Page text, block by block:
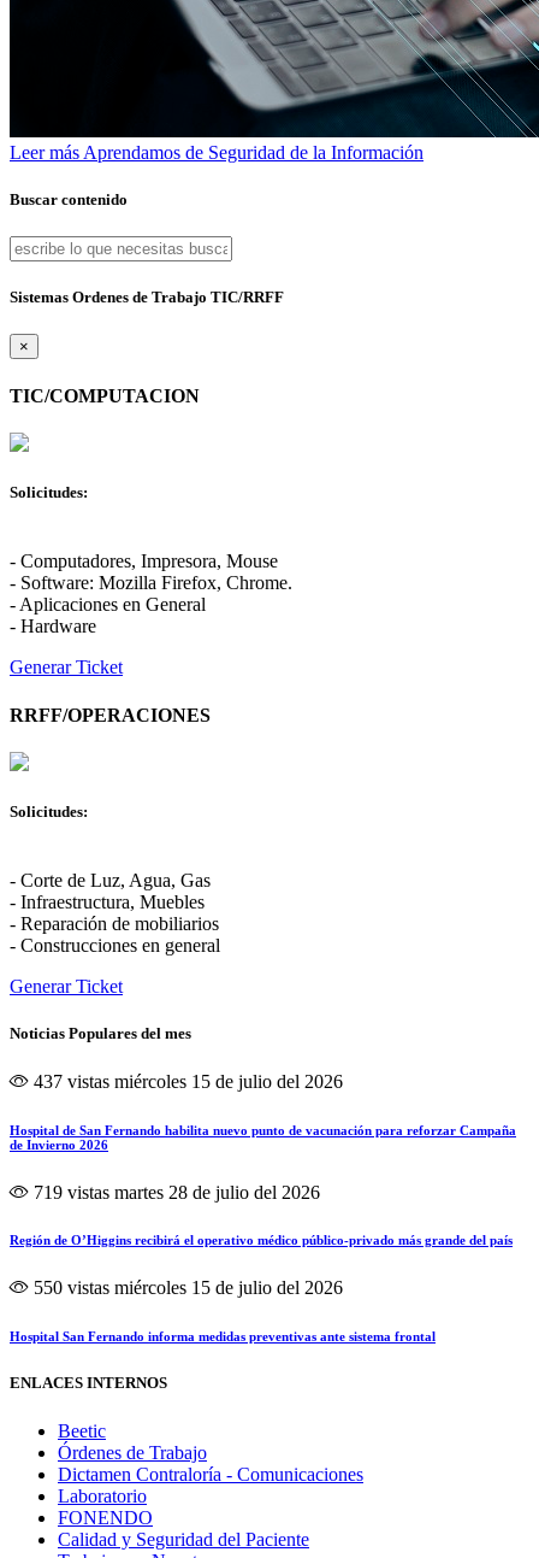
Leer más Aprendamos de Seguridad de la Información
Buscar contenido
Sistemas Ordenes de Trabajo TIC/RRFF
×
TIC/COMPUTACION
Solicitudes:
- Computadores, Impresora, Mouse
- Software: Mozilla Firefox, Chrome.
- Aplicaciones en General
- Hardware
Generar Ticket
RRFF/OPERACIONES
Solicitudes:
- Corte de Luz, Agua, Gas
- Infraestructura, Muebles
- Reparación de mobiliarios
- Construcciones en general
Generar Ticket
Noticias Populares del mes
437 vistas miércoles 15 de julio del 2026
Hospital de San Fernando habilita nuevo punto de vacunación para reforzar Campaña
de Invierno 2026
719 vistas martes 28 de julio del 2026
Región de O’Higgins recibirá el operativo médico público-privado más grande del país
550 vistas miércoles 15 de julio del 2026
Hospital San Fernando informa medidas preventivas ante sistema frontal
ENLACES INTERNOS
Beetic
Órdenes de Trabajo
Dictamen Contraloría - Comunicaciones
Laboratorio
FONENDO
Calidad y Seguridad del Paciente